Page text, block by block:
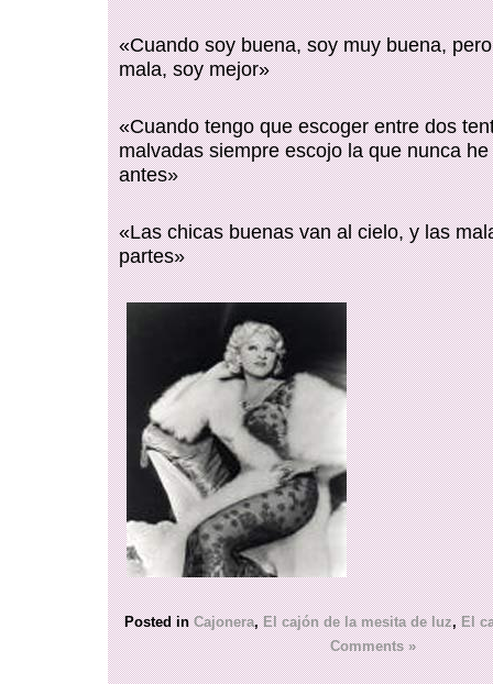
«Cuando soy buena, soy muy buena,
mala, soy mejor»
«Cuando tengo que escoger entre dos
malvadas siempre escojo la que nunca
antes»
«Las chicas buenas van al cielo, y las
partes»
Posted inCajonera,El cajón de la mesita de luz,El
Comments »